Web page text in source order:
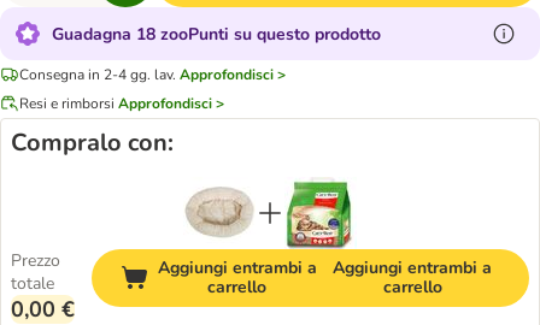
Guadagna 18 zooPunti su questo prodotto
Consegna in 2-4 gg. lav. Approfondisci >
Resi e rimborsi Approfondisci >
Compralo con:
Prezzo
totale
0,00 €
Aggiungi entrambi a
carrello
Aggiungi entrambi a
carrello